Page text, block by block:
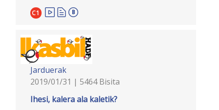
C1
Jarduerak
2019/01/31 | 5464 Bisita
Ihesi, kalera ala kaletik?